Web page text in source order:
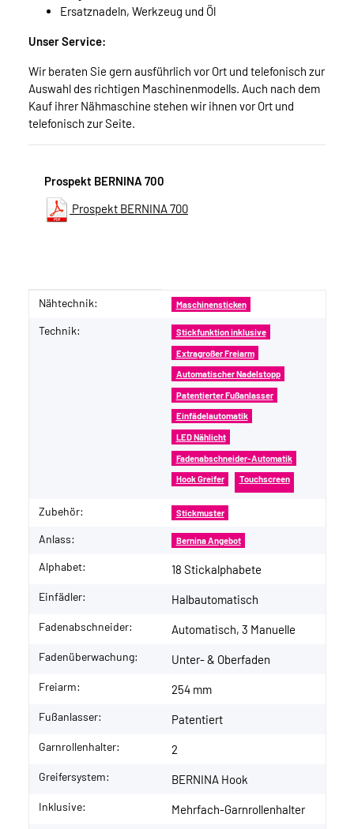
Ersatznadeln, Werkzeug und Öl
Unser Service:
Wir beraten Sie gern ausführlich vor Ort und telefonisch zur
Auswahl des richtigen Maschinenmodells. Auch nach dem
Kauf ihrer Nähmaschine stehen wir ihnen vor Ort und
telefonisch zur Seite.
Prospekt BERNINA 700
Prospekt BERNINA 700
Produkteigenschaft
Wert
Nähtechnik: Maschinensticken
Technik: Stickfunktion inklusive
Extragroßer Freiarm
Automatischer Nadelstopp
Patentierter Fußanlasser
Einfädelautomatik
LED Nählicht
Fadenabschneider-Automatik
Hook Greifer Touchscreen
Zubehör: Stickmuster
Anlass: Bernina Angebot
Alphabet: 18 Stickalphabete
Einfädler: Halbautomatisch
Fadenabschneider: Automatisch, 3 Manuelle
Fadenüberwachung: Unter- & Oberfaden
Freiarm: 254 mm
Fußanlasser: Patentiert
Garnrollenhalter: 2
Greifersystem: BERNINA Hook
Inklusive: Mehrfach-Garnrollenhalter